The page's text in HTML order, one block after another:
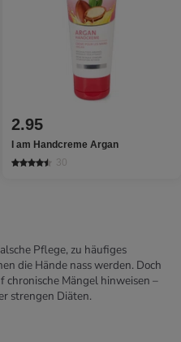
2.95
I am Handcreme Argan
30
Pflege, zu häufiges
die Hände nass werden. Doch
chronische Mängel hinweisen –
strengen Diäten.